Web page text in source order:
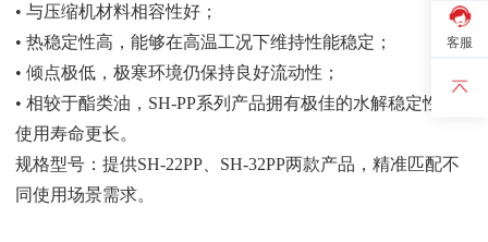
•与压缩机材料相容性好 ；
• 热稳定性高，能够在高温工况下维持性能稳定；
• 倾点极低，极寒环境仍保持良好流动性；
• 相较于酯类油，SH-PP系列产品拥有极佳的水解稳定性，
使用寿命更长。
规格型号 ：提供SH-22PP、SH-32PP两款产品 ，精准匹配不
同使用场景需求。
客服